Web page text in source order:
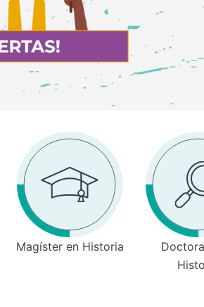
Magíster en Historia